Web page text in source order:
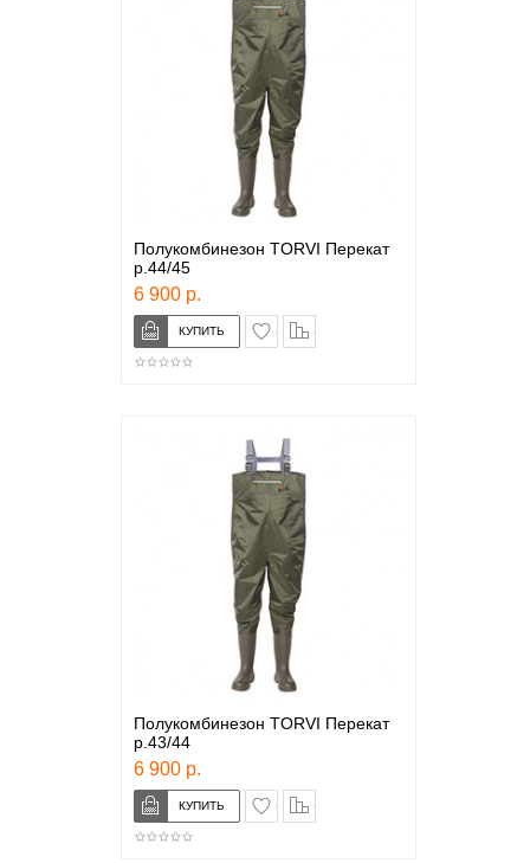
Полукомбинезон TORVI Перекат
р.44/45
6 900 р.
в закладки
Полукомбинезон TORVI Перекат
р.43/44
6 900 р.
в закладки